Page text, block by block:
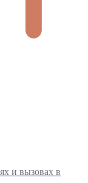
и вызовах в